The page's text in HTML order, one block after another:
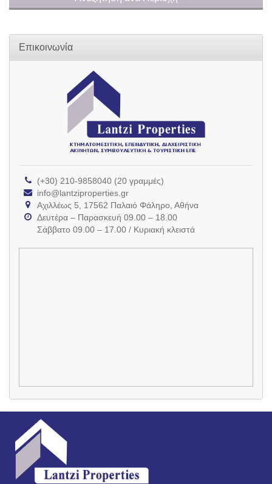
Επικοινωνία
(+30) 210-9858040 (20 γραμμές)
info@lantziproperties.gr
Αχιλλέως 5, 17562 Παλαιό Φάληρο, Αθήνα
Δευτέρα – Παρασκευή 09.00 – 18.00
Σάββατο 09.00 – 17.00 / Κυριακή κλειστά